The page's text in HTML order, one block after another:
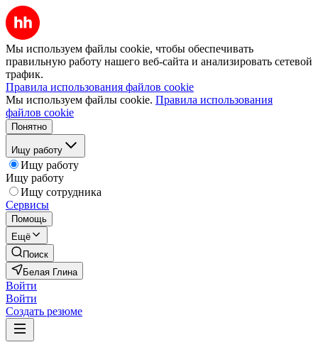
Мы используем файлы cookie, чтобы обеспечивать
правильную работу нашего веб-сайта и анализировать сетевой
трафик.
Правила использования файлов cookie
Мы используем файлы cookie. Правила использования
файлов cookie
Понятно
Ищу работу
Ищу работу
Ищу работу
Ищу сотрудника
Сервисы
Помощь
Ещё
Поиск
Белая Глина
Войти
Войти
Создать резюме